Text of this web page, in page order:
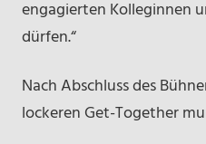
engagierten Kolleginnen
dürfen.“
Nach Abschluss des
lockeren Get-Together